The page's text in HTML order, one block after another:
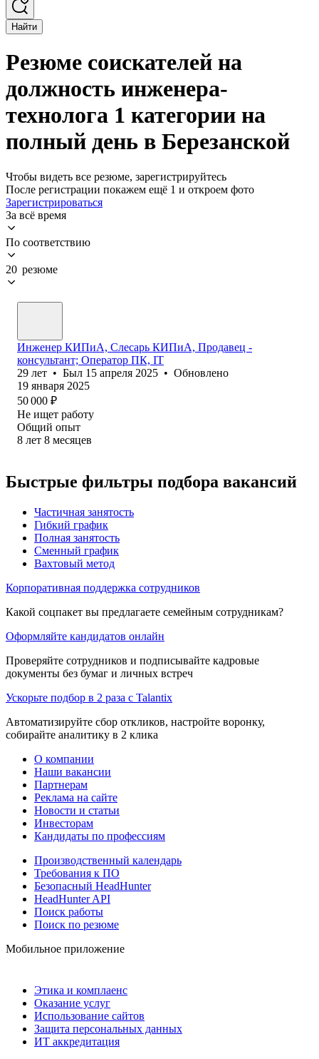
Найти
Резюме соискателей на
должность инженера-
технолога 1 категории на
полный день в Березанской
Чтобы видеть все резюме, зарегистрируйтесь
После регистрации покажем ещё 1 и откроем фото
Зарегистрироваться
За всё время
По соответствию
20 резюме
Инженер КИПиА, Слесарь КИПиА, Продавец -
консультант; Оператор ПК, IT
29 лет • Был 15 апреля 2025 • Обновлено
19 января 2025
50 000 ₽
Не ищет работу
Общий опыт
8 лет 8 месяцев
Быстрые фильтры подбора вакансий
Частичная занятость
Гибкий график
Полная занятость
Сменный график
Вахтовый метод
Корпоративная поддержка сотрудников
Какой соцпакет вы предлагаете семейным сотрудникам?
Оформляйте кандидатов онлайн
Проверяйте сотрудников и подписывайте кадровые
документы без бумаг и личных встреч
Ускорьте подбор в 2 раза с Talantix
Автоматизируйте сбор откликов, настройте воронку,
собирайте аналитику в 2 клика
О компании
Наши вакансии
Партнерам
Реклама на сайте
Новости и статьи
Инвесторам
Кандидаты по профессиям
Производственный календарь
Требования к ПО
Безопасный HeadHunter
HeadHunter API
Поиск работы
Поиск по резюме
Мобильное приложение
Этика и комплаенс
Оказание услуг
Использование сайтов
Защита персональных данных
ИТ аккредитация